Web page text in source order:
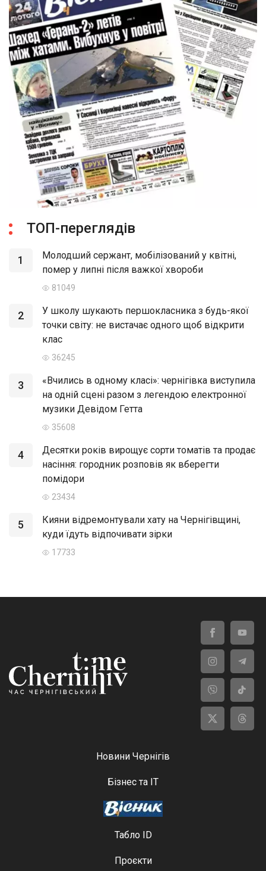
ТОП-переглядів
1
Молодший сержант, мобілізований у квітні,
помер у липні після важкої хвороби
81049
2
У школу шукають першокласника з будь-якої
точки світу: не вистачає одного щоб відкрити
клас
36245
3
«Вчились в одному класі»: чернігівка виступила
на одній сцені разом з легендою електронної
музики Девідом Гетта
35608
4
Десятки років вирощує сорти томатів та продає
насіння: городник розповів як вберегти
помідори
23434
5
Кияни відремонтували хату на Чернігівщині,
куди їдуть відпочивати зірки
17733
Новини Чернігів
Бізнес та ІТ
Табло ID
Проєкти